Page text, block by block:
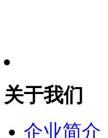
关于我们
企业简介